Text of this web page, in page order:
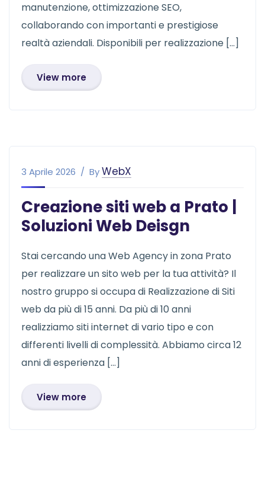
manutenzione, ottimizzazione SEO,
collaborando con importanti e prestigiose
realtà aziendali. Disponibili per realizzazione […]
View more
3 Aprile 2026 ByWebX
Creazione siti web a Prato |
Soluzioni Web Deisgn
Stai cercando una Web Agency in zona Prato
per realizzare un sito web per la tua attività? Il
nostro gruppo si occupa di Realizzazione di Siti
web da più di 15 anni. Da più di 10 anni
realizziamo siti internet di vario tipo e con
differenti livelli di complessità. Abbiamo circa 12
anni di esperienza […]
View more